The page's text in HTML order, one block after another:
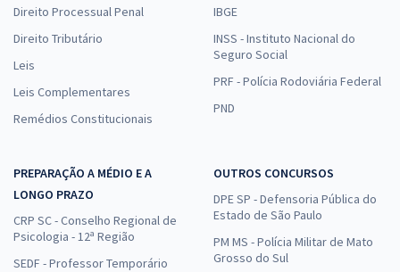
Direito Processual Penal
Direito Tributário
Leis
Leis Complementares
Remédios Constitucionais
IBGE
INSS - Instituto Nacional do
Seguro Social
PRF - Polícia Rodoviária Federal
PND
PREPARAÇÃO A MÉDIO E A
LONGO PRAZO
CRP SC - Conselho Regional de
Psicologia - 12ª Região
SEDF - Professor Temporário
OUTROS CONCURSOS
DPE SP - Defensoria Pública do
Estado de São Paulo
PM MS - Polícia Militar de Mato
Grosso do Sul